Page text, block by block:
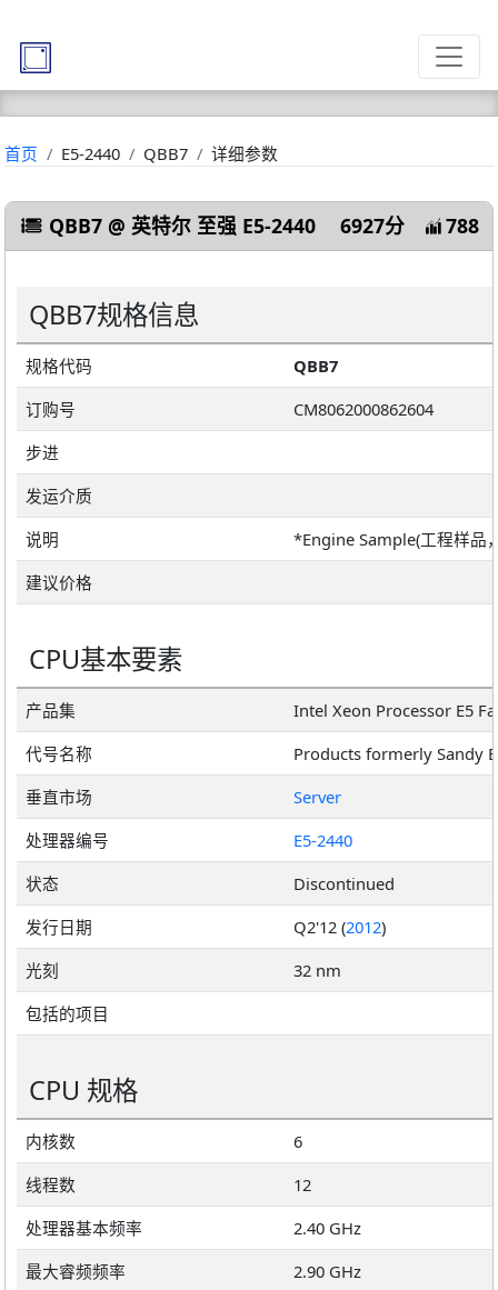
首页 E5-2440 QBB7 详细参数
QBB7 @ 英特尔 至强 E5-2440 6927分 788
QBB7规格信息
规格代码
QBB7
订购号
CM8062000862604
步进
发运介质
说明
*Engine Sample(工程样品
建议价格
CPU基本要素
产品集
Intel Xeon Processor E5
代号名称
Products formerly Sandy
垂直市场
Server
处理器编号
E5-2440
状态
Discontinued
发行日期
Q2'12 (2012)
光刻
32 nm
包括的项目
CPU 规格
内核数
6
线程数
12
处理器基本频率
2.40 GHz
最大睿频频率
2.90 GHz